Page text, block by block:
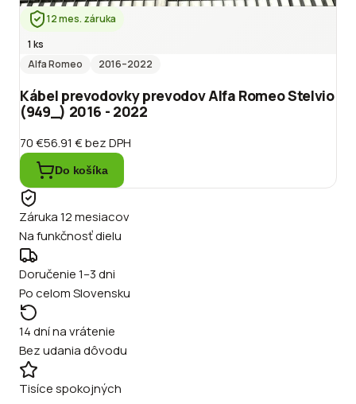
12 mes. záruka
1 ks
Alfa Romeo
2016–2022
Kábel prevodovky prevodov Alfa Romeo Stelvio
(949_) 2016 - 2022
70 €56.91 €bez DPH
Do košíka
Záruka 12 mesiacov
Na funkčnosť dielu
Doručenie 1–3 dni
Po celom Slovensku
14 dní na vrátenie
Bez udania dôvodu
Tisíce spokojných